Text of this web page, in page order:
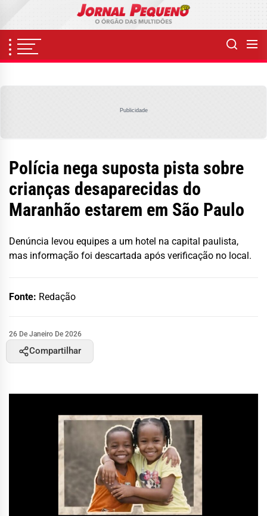
content
Publicidade
Polícia nega suposta pista sobre
crianças desaparecidas do
Maranhão estarem em São Paulo
Denúncia levou equipes a um hotel na capital paulista,
mas informação foi descartada após verificação no local.
Fonte: Redação
26 De Janeiro De 2026
Compartilhar